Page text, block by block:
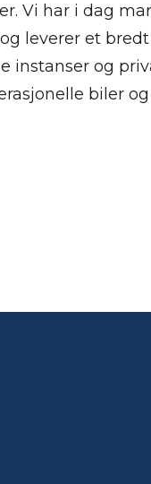
Vi har i dag
leverer et
og
biler